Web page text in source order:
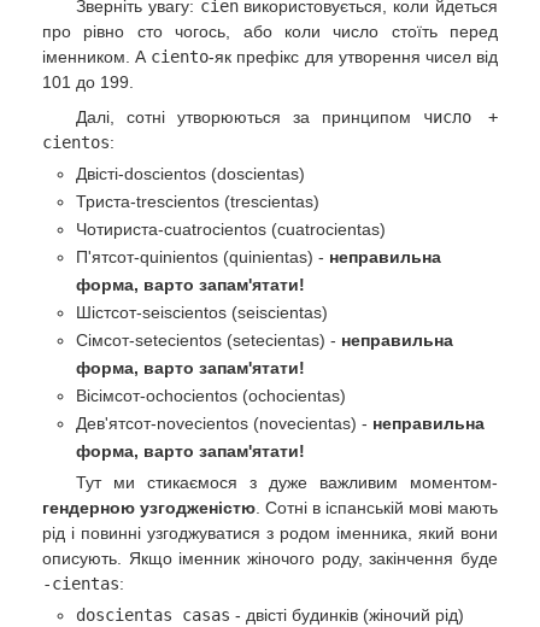
Зверніть увагу: cienвикористовується, коли йдеться
про рівно сто чогось, або коли число стоїть перед
іменником. А ciento-як префікс для утворення чисел від
101 до 199.
Далі, сотні утворюються за принципом число +
cientos:
Двісті-doscientos (doscientas)
Триста-trescientos (trescientas)
Чотириста-cuatrocientos (cuatrocientas)
П'ятсот-quinientos (quinientas) - неправильна
форма, варто запам'ятати!
Шістсот-seiscientos (seiscientas)
Сімсот-setecientos (setecientas) - неправильна
форма, варто запам'ятати!
Вісімсот-ochocientos (ochocientas)
Дев'ятсот-novecientos (novecientas) - неправильна
форма, варто запам'ятати!
Тут ми стикаємося з дуже важливим моментом-
гендерною узгодженістю. Сотні в іспанській мові мають
рід і повинні узгоджуватися з родом іменника, який вони
описують. Якщо іменник жіночого роду, закінчення буде
-cientas:
doscientas casas - двісті будинків (жіночий рід)